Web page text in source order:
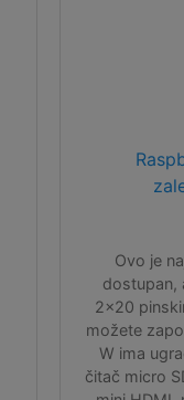
Ovo je
dostupan,
2x20
možete
W ima
čitač micro